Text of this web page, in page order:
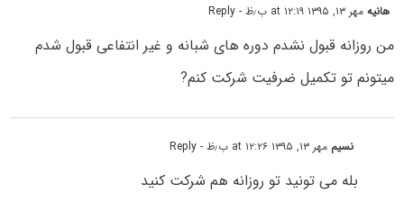
هانیهمهر ۱۳, ۱۳۹۵ at ۱۲:۱۹ ب٫ظ - Reply
من روزانه قبول نشدم دوره های شبانه و غیر انتفاعی قبول شدم
میتونم تو تکمیل ضرفیت شرکت کنم?
نسیم مهر ۱۳, ۱۳۹۵ at ۱۲:۲۶ ب٫ظ - Reply
بله می تونید تو روزانه هم شرکت کنید